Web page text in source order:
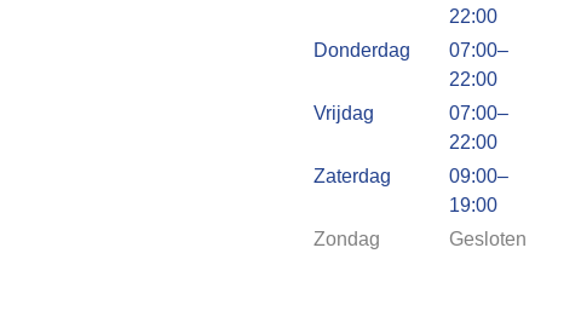
22:00
Donderdag
07:00–
22:00
Vrijdag
07:00–
22:00
Zaterdag
09:00–
19:00
Zondag
Gesloten